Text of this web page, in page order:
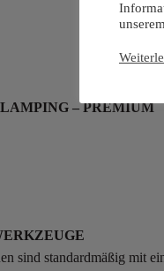
– PREMIUM
sind standardmäßig mit